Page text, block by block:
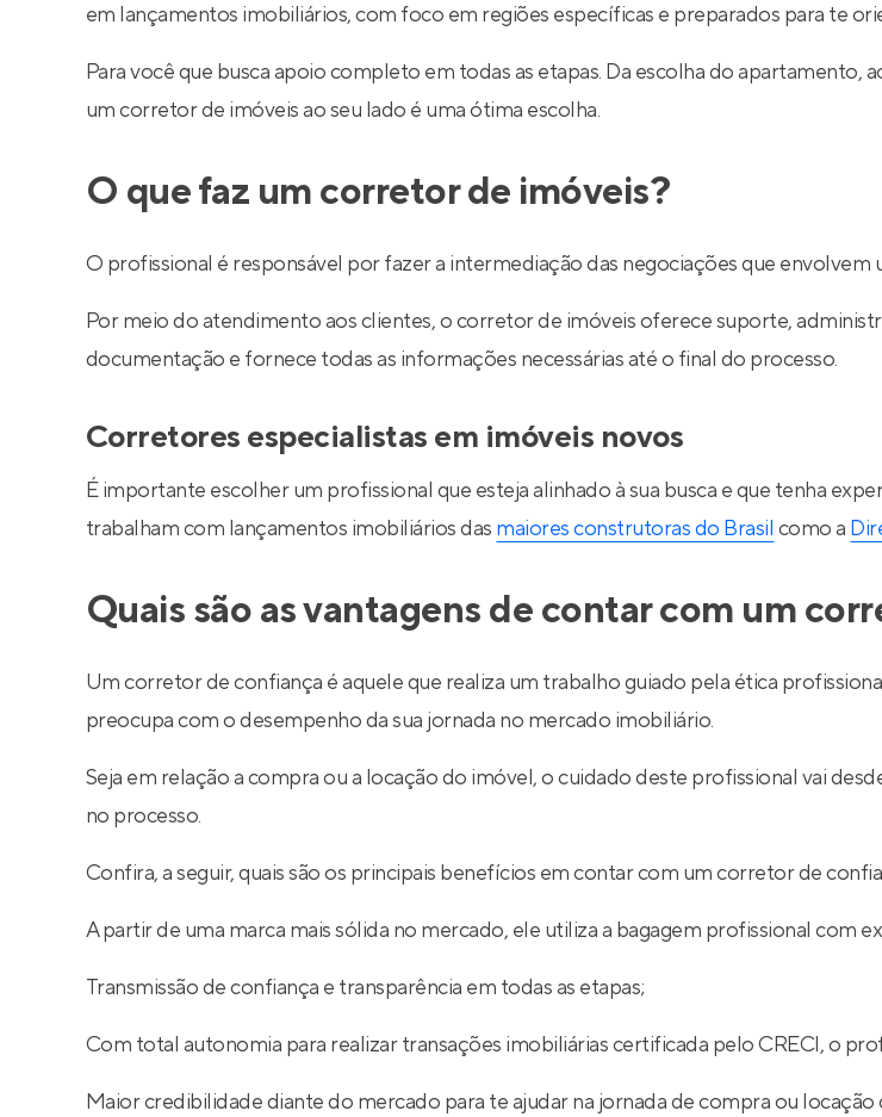
em lançamentos imobiliários, com foco em regiões específicas e preparados para te
Para você que busca apoio completo em todas as etapas. Da escolha do
um corretor de imóveis ao seu lado é uma ótima escolha.
O que faz um corretor de imóveis?
O profissional é responsável por fazer a intermediação das negociações que envolvem
Por meio do atendimento aos clientes, o corretor de imóveis oferece suporte,
documentação e fornece todas as informações necessárias até o final do processo.
Corretores especialistas em imóveis novos
É importante escolher um profissional que esteja alinhado à sua busca e que tenha
trabalham com lançamentos imobiliários das maiores construtoras do Brasil como a
Quais são as vantagens de contar com um
Um corretor de confiança é aquele que realiza um trabalho guiado pela ética
preocupa com o desempenho da sua jornada no mercado imobiliário.
Seja em relação a compra ou a locação do imóvel, o cuidado deste profissional vai
no processo.
Confira, a seguir, quais são os principais benefícios em contar com um corretor de
A partir de uma marca mais sólida no mercado, ele utiliza a bagagem profissional com
Transmissão de confiança e transparência em todas as etapas;
Com total autonomia para realizar transações imobiliárias certificada pelo CRECI, o
Maior credibilidade diante do mercado para te ajudar na jornada de compra ou locação